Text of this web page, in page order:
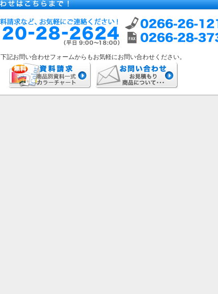
下記お問い合わせフォームからもお気軽にお問い合わせください。